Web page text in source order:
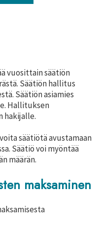
vuosittain säätiön
Säätiön hallitus
Säätiön asiamies
Hallituksen
hakijalle.
säätiötä avustamaan
Säätiö voi myöntää
määrän.
maksaminen